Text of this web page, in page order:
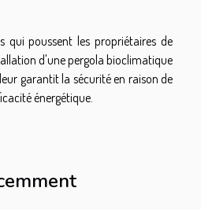
qui poussent les propriétaires de
d'une pergola bioclimatique
garantit la sécurité en raison de
énergétique.